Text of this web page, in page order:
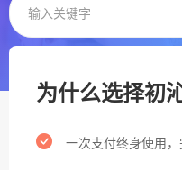
为什么选择初
一次支付终身使用